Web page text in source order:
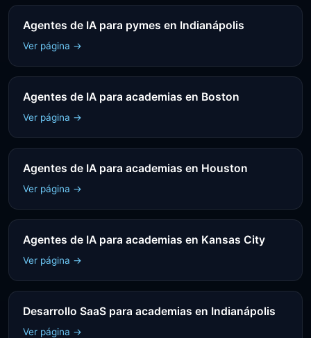
Agentes de IA para pymes en Indianápolis
Ver página →
Agentes de IA para academias en Boston
Ver página →
Agentes de IA para academias en Houston
Ver página →
Agentes de IA para academias en Kansas City
Ver página →
Desarrollo SaaS para academias en Indianápolis
Ver página →